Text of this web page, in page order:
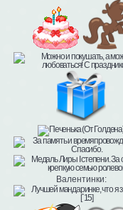
Валентинки: